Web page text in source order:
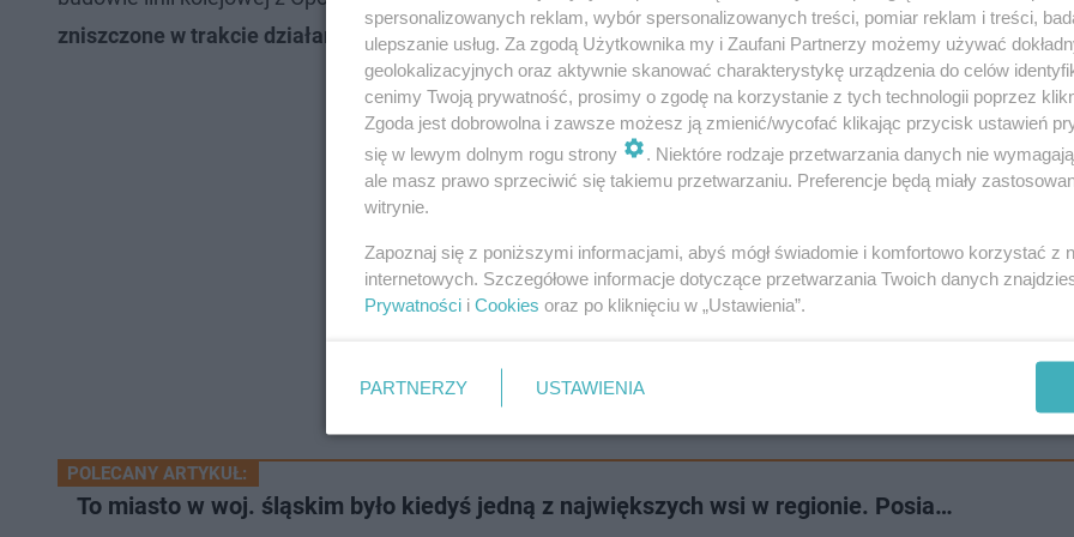
zniszczone w trakcie działań wojennych budynki odbudowano z poszanowaniem ich zabytkowego
POLECANY ARTYKUŁ:
To miasto w woj. śląskim było kiedyś jedną z największych wsi w regionie. Posia…
spersonalizowanych reklam, wybór spersonalizowanych treści, pomiar reklam i treści,
ulepszanie usług. Za zgodą Użytkownika my i Zaufani Partnerzy możemy używać
geolokalizacyjnych oraz aktywnie skanować charakterystykę urządzenia do celów
cenimy Twoją prywatność, prosimy o zgodę na korzystanie z tych technologii poprzez
Zgoda jest dobrowolna i zawsze możesz ją zmienić/wycofać klikając przycisk ustawień
się w lewym dolnym rogu strony
. Niektóre rodzaje przetwarzania danych nie
ale masz prawo sprzeciwić się takiemu przetwarzaniu. Preferencje będą miały
witrynie.
Zapoznaj się z poniższymi informacjami, abyś mógł świadomie i komfortowo korzystać z
internetowych. Szczegółowe informacje dotyczące przetwarzania Twoich danych
Prywatności i Cookies oraz po kliknięciu w „Ustawienia”.
PARTNERZY USTAWIENIA